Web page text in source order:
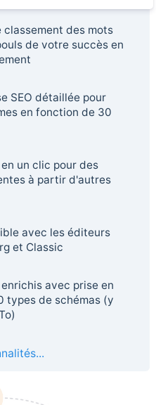
classement des mots
de votre succès en
SEO détaillée pour
en fonction de 30
un clic pour des
à partir d'autres
avec les éditeurs
et Classic
avec prise en
types de schémas (y